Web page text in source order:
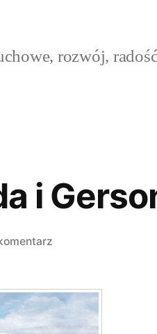
rozwój,
i
do
i
Gerson